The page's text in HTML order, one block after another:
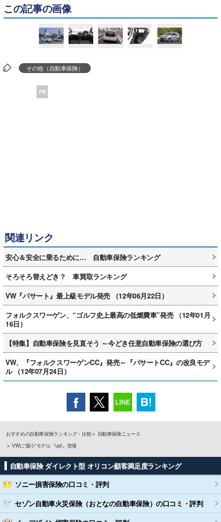
この記事の画像
その他（自動車保険）
PR
関連リンク
安心＆安全に乗るために… 自動車保険ランキング
そろそろ替えどき？ 車買取ランキング
VW『パサート』最上級モデル発売 （12年06月22日）
フォルクスワーゲン、“ゴルフ史上最高の低燃費車”発売 （12年01月
16日）
【特集】自動車保険を見直そう ～今どき任意自動車保険の選び方
VW、『フォルクスワーゲンCC』発売～『パサートCC』の改良モデ
ル （12年07月24日）
おすすめの自動車保険ランキング・比較
自動車保険ニュース
VWに“最小”モデル『up!』登場
自動車保険 ダイレクト型 オリコン顧客満足度ランキング
ソニー損害保険の口コミ・評判
セゾン自動車火災保険（おとなの自動車保険）の口コミ・評判